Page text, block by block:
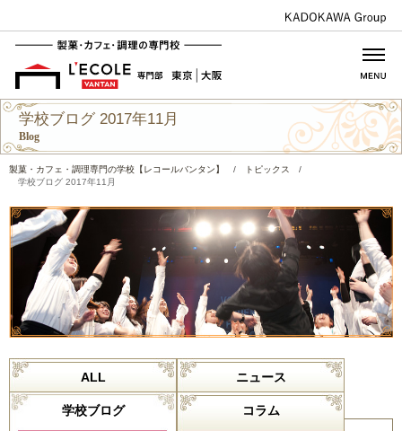
学校ブログ 2017年11月
Blog
製菓・カフェ・調理専門の学校【レコールバンタン】 / トピックス
/
学校ブログ 2017年11月
ALL ニュース
学校ブログ コラム